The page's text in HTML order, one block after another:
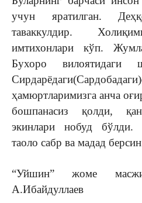
учун яратилган.
таваккулдир.
имтихонлари кўп.
Бухоро вилоятидаги
ҳамюртларимизга анча
бошпанасиз қолди,
экинлари нобуд бўлди.
таоло сабр ва мадад
“Уйшин” жоме
А.Ибайдуллаев